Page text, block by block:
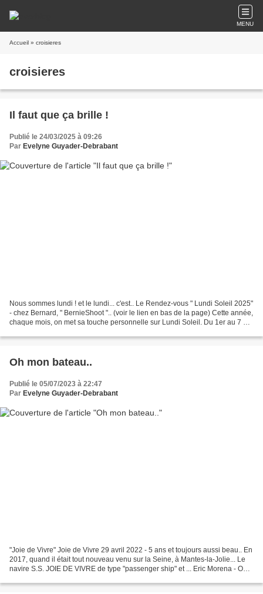
MENU
Accueil » croisieres
croisieres
Il faut que ça brille !
Publié le 24/03/2025 à 09:26
Par Evelyne Guyader-Debrabant
Nous sommes lundi ! et le lundi... c'est.. Le Rendez-vous " Lundi Soleil 2025"
- chez Bernard, " BernieShoot ".. (voir le lien en bas de la page) Cette année,
chaque mois, on met sa touche personnelle sur Lundi Soleil. Du 1er au 7 du
Oh mon bateau..
Publié le 05/07/2023 à 22:47
Par Evelyne Guyader-Debrabant
"Joie de Vivre" Joie de Vivre 29 avril 2022 - 5 ans et toujours aussi beau.. En
2017, quand il était tout nouveau venu sur la Seine, à Mantes-la-Jolie... Le
navire S.S. JOIE DE VIVRE de type "passenger ship" et ... Eric Morena - Oh,